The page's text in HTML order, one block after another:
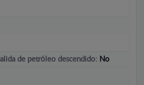
de petróleo descendido: No